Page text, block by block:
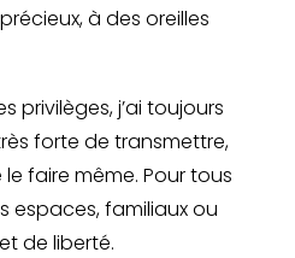
à des oreilles
privilèges, j’ai toujours
forte de transmettre,
faire même. Pour tous
espaces, familiaux ou
de liberté.